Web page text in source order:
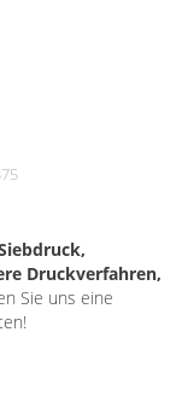
Druckverfahren,
Sie uns eine